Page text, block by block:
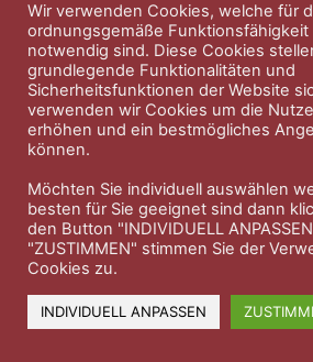
Professioneller Rundumschutz seit
Impressum
Datenschutzerklärung
© 2023
Wir verwenden Cookies, welche für
ordnungsgemäße Funktionsfähigkeit
notwendig sind. Diese Cookies
grundlegende Funktionalitäten und
Sicherheitsfunktionen der Website
verwenden wir Cookies um die
erhöhen und ein bestmögliches
können.
Möchten Sie individuell auswählen
besten für Sie geeignet sind dann
den Button "INDIVIDUELL
"ZUSTIMMEN" stimmen Sie der
Cookies zu.
INDIVIDUELL ANPASSEN